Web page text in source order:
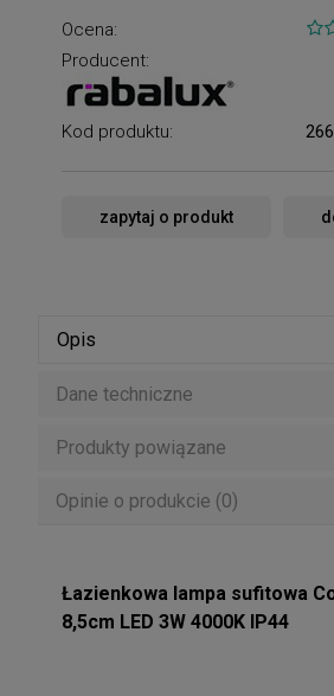
Ocena:
Producent:
Kod produktu:
zapytaj o produkt
Opis
Dane techniczne
Produkty powiązane
Opinie o produkcie (0)
Łazienkowa lampa sufitowa
8,5cm LED 3W 4000K IP44